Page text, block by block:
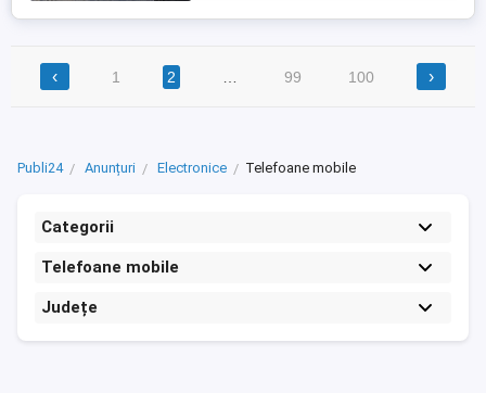
‹ 1 2 99 100 ›
Publi24 Anunțuri Electronice Telefoane mobile
Categorii
Telefoane mobile
Județe